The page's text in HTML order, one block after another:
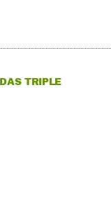
TRIPLE